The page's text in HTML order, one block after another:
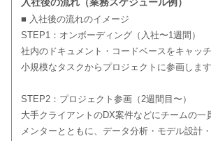
入社後の流れ（業務スケジュール例）
■ 入社後の流れのイメージ
STEP1：オンボーディング（入社〜1週間）
社内のドキュメント・コードベースをキャッチ
小規模なタスクからプロジェクトに参画します
STEP2：プロジェクト参画（2週間目〜）
大手クライアントのDX案件などにチームの一
メンターとともに、データ分析・モデル設計